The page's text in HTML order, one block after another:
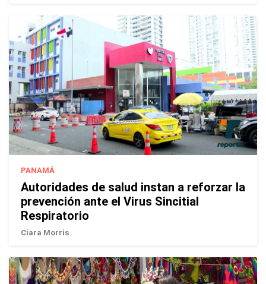
PANAMÁ
Autoridades de salud instan a reforzar la
prevención ante el Virus Sincitial
Respiratorio
Ciara Morris